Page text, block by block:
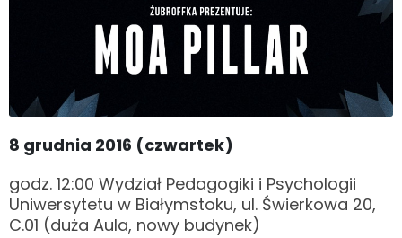
8 grudnia 2016 (czwartek)
godz. 12:00 Wydział Pedagogiki i Psychologii
Uniwersytetu w Białymstoku, ul. Świerkowa 20,
C.01 (duża Aula, nowy budynek)